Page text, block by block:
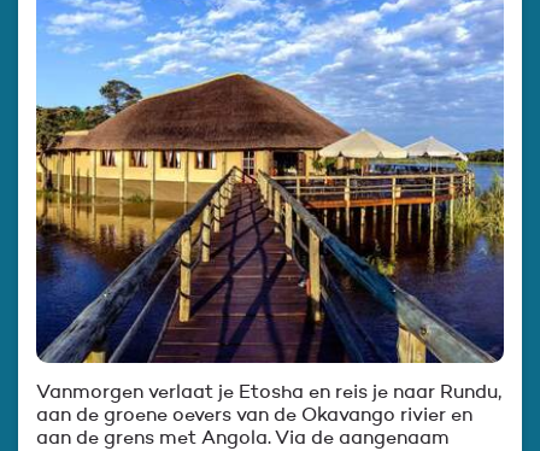
Vanmorgen verlaat je Etosha en reis je naar Rundu,
aan de groene oevers van de Okavango rivier en
aan de grens met Angola. Via de aangenaam